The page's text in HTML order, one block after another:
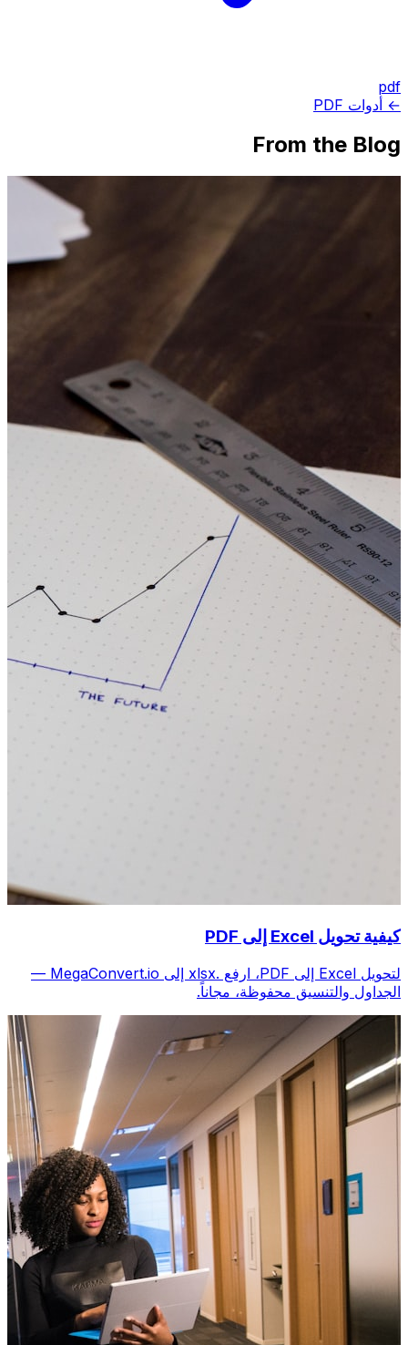
pdf
← أدوات PDF
From the Blog
كيفية تحويل Excel إلى PDF
لتحويل Excel إلى PDF، ارفع .xlsx إلى MegaConvert.io —
الجداول والتنسيق محفوظة، مجاناً.